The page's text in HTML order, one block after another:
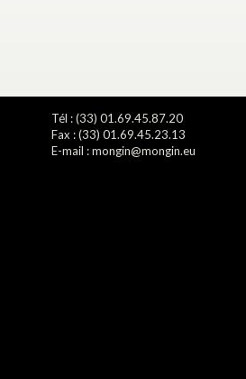
Tél : (33) 01.69.45.87.20
Fax : (33) 01.69.45.23.13
E-mail : mongin@mongin.eu